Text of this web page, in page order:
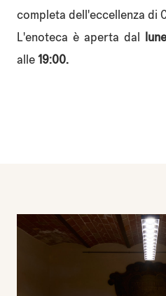
completa dell'eccellenza di
L'enoteca è aperta dal
alle 19:00.